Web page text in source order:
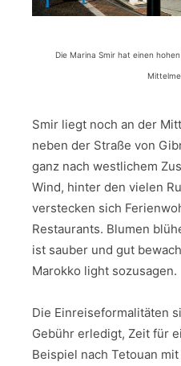
Die Marina Smir hat einen
Smir liegt noch an der
neben der Straße von
ganz nach westlichem
Wind, hinter den vielen
verstecken sich
Restaurants. Blumen
ist sauber und gut
Marokko light sozusagen.
Die Einreiseformalitäten
Gebühr erledigt, Zeit für
Beispiel nach Tetouan